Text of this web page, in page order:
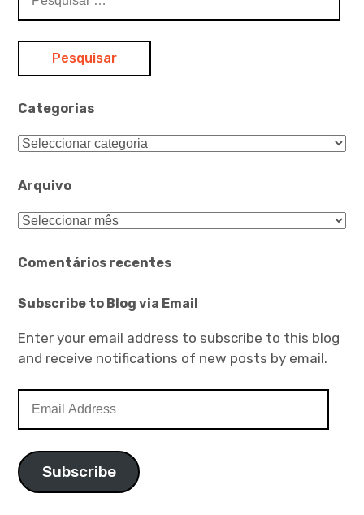
por:
Categorias
Categorias
Arquivo
Arquivo
Comentários recentes
Subscribe to Blog via Email
Enter your email address to subscribe to this blog
and receive notifications of new posts by email.
Address
Subscribe